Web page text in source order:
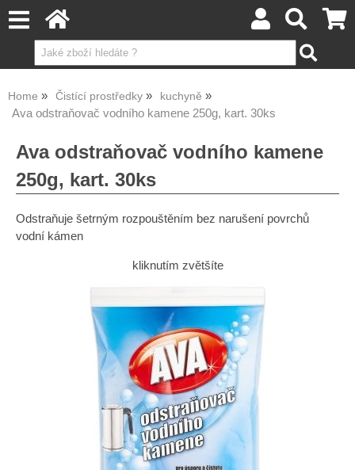
Home Čistící prostředky kuchyně
Ava odstraňovač vodního kamene 250g, kart. 30ks
Ava odstraňovač vodního kamene
250g, kart. 30ks
Odstraňuje šetrným rozpouštěním bez narušení povrchů
vodní kámen
kliknutím zvětšíte